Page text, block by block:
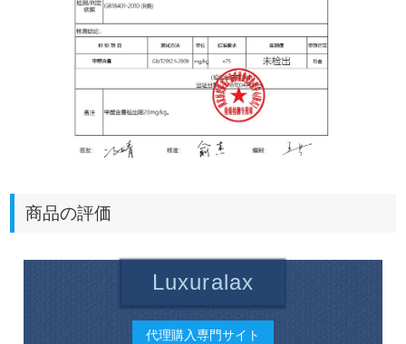
商品の評価
Luxuralax
代理購入専門サイト